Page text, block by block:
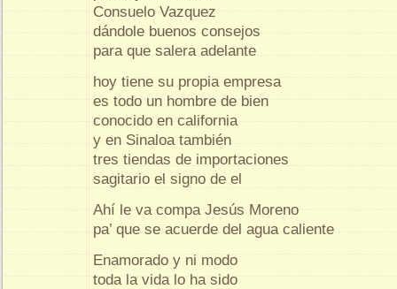
Consuelo Vazquez
dándole buenos consejos
para que salera adelante
hoy tiene su propia empresa
es todo un hombre de bien
conocido en california
y en Sinaloa también
tres tiendas de importaciones
sagitario el signo de el
Ahí le va compa Jesús Moreno
pa’ que se acuerde del agua caliente
Enamorado y ni modo
toda la vida lo ha sido